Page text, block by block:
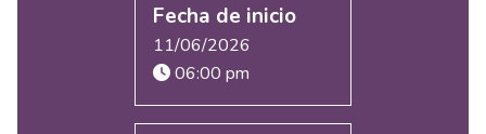
Fecha de inicio
11/06/2026
06:00 pm